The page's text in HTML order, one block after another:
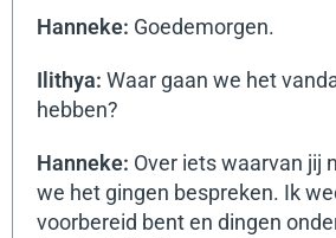
Hanneke: Goedemorgen.
Ilithya: Waar gaan we het
hebben?
Hanneke: Over iets waarvan jij
we het gingen bespreken. Ik
voorbereid bent en dingen